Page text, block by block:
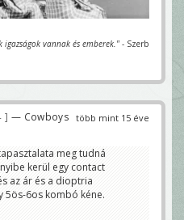
igazságok vannak és emberek." - Szerb
több mint 15 éve
— Cowboys
meg tudná
kerül egy contact
az ár és a dioptria
5ös-6os kombó kéne.